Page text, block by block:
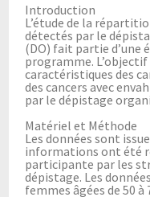
Introduction
L’étude de la
détectés par le
(DO) fait partie d’une
programme.
caractéristiques des
des cancers avec
par le dépistage
Matériel et Méthode
Les données sont
informations ont été
participante par les
dépistage. Les
femmes âgées de 50